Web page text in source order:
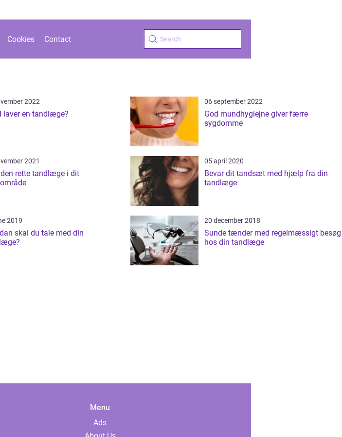
Cookies Contact
2022
laver en tandlæge?
06 september 2022
God mundhygiejne giver færre
sygdomme
2021
rette tandlæge i dit
05 april 2020
Bevar dit tandsæt med hjælp fra din
tandlæge
2019
skal du tale med din
20 december 2018
Sunde tænder med regelmæssigt besøg
hos din tandlæge
Menu
Ads